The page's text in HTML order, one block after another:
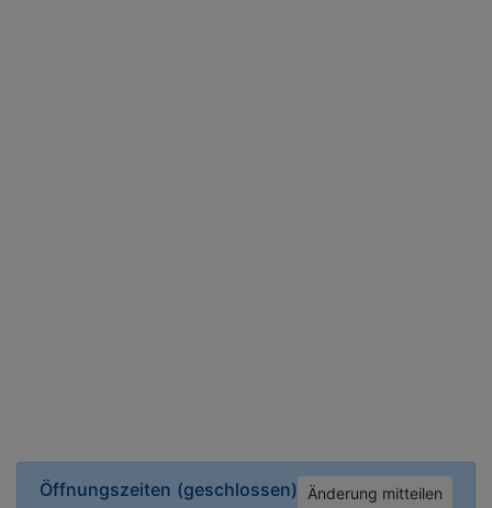
Öffnungszeiten (geschlossen) Änderung mitteilen